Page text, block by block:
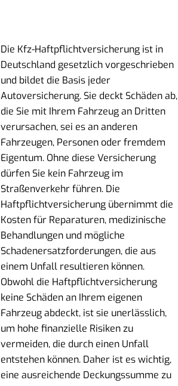
Die Kfz-Haftpflichtversicherung ist in
Deutschland gesetzlich vorgeschrieben
und bildet die Basis jeder
Autoversicherung. Sie deckt Schäden ab,
die Sie mit Ihrem Fahrzeug an Dritten
verursachen, sei es an anderen
Fahrzeugen, Personen oder fremdem
Eigentum. Ohne diese Versicherung
dürfen Sie kein Fahrzeug im
Straßenverkehr führen. Die
Haftpflichtversicherung übernimmt die
Kosten für Reparaturen, medizinische
Behandlungen und mögliche
Schadenersatzforderungen, die aus
einem Unfall resultieren können.
Obwohl die Haftpflichtversicherung
keine Schäden an Ihrem eigenen
Fahrzeug abdeckt, ist sie unerlässlich,
um hohe finanzielle Risiken zu
vermeiden, die durch einen Unfall
entstehen können. Daher ist es wichtig,
eine ausreichende Deckungssumme zu